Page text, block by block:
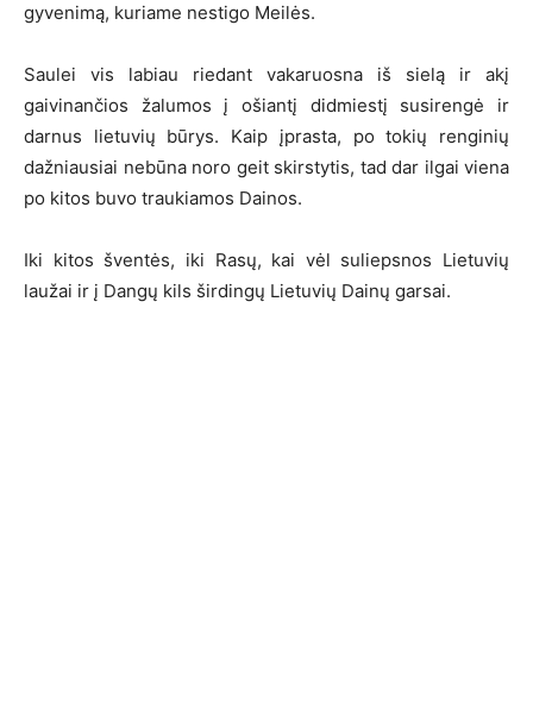
gyvenimą, kuriame nestigo Meilės.
Saulei vis labiau riedant vakaruosna iš sielą ir akį
gaivinančios žalumos į ošiantį didmiestį susirengė ir
darnus lietuvių būrys. Kaip įprasta, po tokių renginių
dažniausiai nebūna noro geit skirstytis, tad dar ilgai viena
po kitos buvo traukiamos Dainos.
Iki kitos šventės, iki Rasų, kai vėl suliepsnos Lietuvių
laužai ir į Dangų kils širdingų Lietuvių Dainų garsai.